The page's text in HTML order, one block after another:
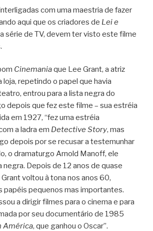
com uma maestria de fazer
aqui que os criadores de Lei e
série de TV, devem ter visto este filme
Cinemaniaque Lee Grant, a atriz
loja, repetindo o papel que havia
entrou para a lista negra do
depois que fez este filme – sua estréia
em 1927, “fez uma estréia
a ladra em Detective Story, mas
depois por se recusar a testemunhar
o dramaturgo Arnold Manoff, ele
negra. Depois de 12 anos de quase
voltou à tona nos anos 60,
papéis pequenos mas importantes.
a dirigir filmes para o cinema e para
por seu documentário de 1985
América, que ganhou o Oscar”.